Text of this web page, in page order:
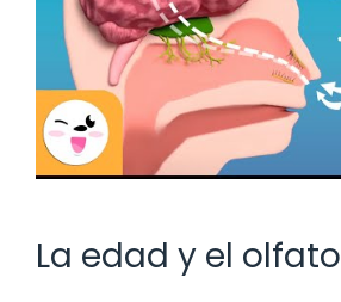
La edad y el olfato